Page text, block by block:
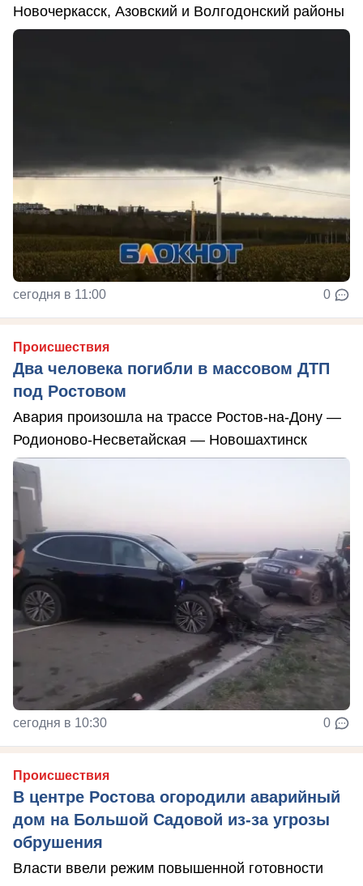
Новочеркасск, Азовский и Волгодонский районы
сегодня в 11:00 0
Происшествия
Два человека погибли в массовом ДТП
под Ростовом
Авария произошла на трассе Ростов-на-Дону —
Родионово-Несветайская — Новошахтинск
сегодня в 10:30 0
Происшествия
В центре Ростова огородили аварийный
дом на Большой Садовой из-за угрозы
обрушения
Власти ввели режим повышенной готовности